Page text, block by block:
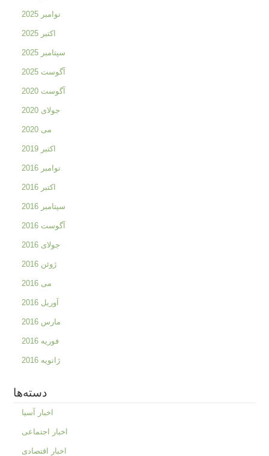
نوامبر 2025
اکتبر 2025
سپتامبر 2025
آگوست 2025
آگوست 2020
جولای 2020
می 2020
اکتبر 2019
نوامبر 2016
اکتبر 2016
سپتامبر 2016
آگوست 2016
جولای 2016
ژوئن 2016
می 2016
آوریل 2016
مارس 2016
فوریه 2016
ژانویه 2016
دسته‌ها
اخبار آسیا
اخبار اجتماعی
اخبار اقتصادی